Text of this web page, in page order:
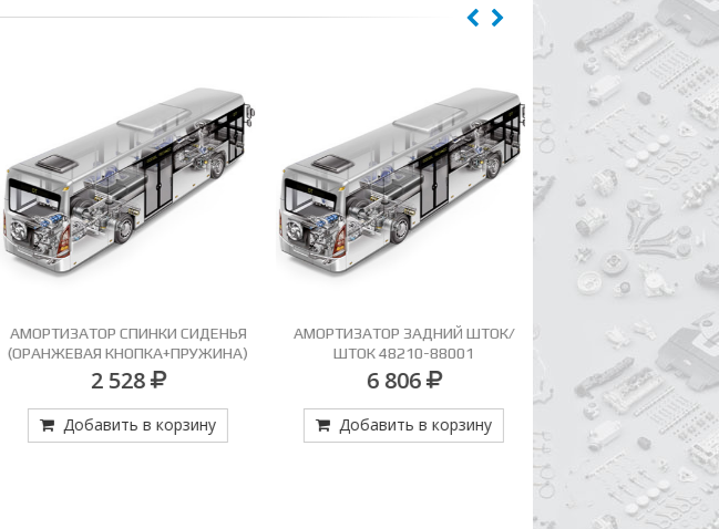
АМОРТИЗАТОР СПИНКИ СИДЕНЬЯ
(ОРАНЖЕВАЯ КНОПКА+ПРУЖИНА)
2 528
Добавить в корзину
АМОРТИЗАТОР ЗАДНИЙ ШТОК/
ШТОК 48210-88001
6 806
Добавить в корзину
БАРАБАН ЗАДНИЙ
(ДЫРКА
27 417
Добавить в